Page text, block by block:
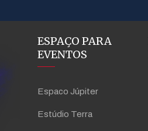
ESPAÇO PARA
EVENTOS
Espaco Júpiter
Estúdio Terra